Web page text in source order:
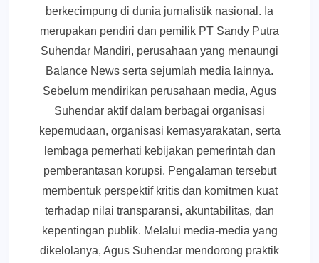
berkecimpung di dunia jurnalistik nasional. Ia
merupakan pendiri dan pemilik PT Sandy Putra
Suhendar Mandiri, perusahaan yang menaungi
Balance News serta sejumlah media lainnya.
Sebelum mendirikan perusahaan media, Agus
Suhendar aktif dalam berbagai organisasi
kepemudaan, organisasi kemasyarakatan, serta
lembaga pemerhati kebijakan pemerintah dan
pemberantasan korupsi. Pengalaman tersebut
membentuk perspektif kritis dan komitmen kuat
terhadap nilai transparansi, akuntabilitas, dan
kepentingan publik. Melalui media-media yang
dikelolanya, Agus Suhendar mendorong praktik